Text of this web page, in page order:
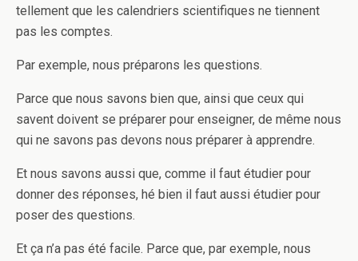
tellement que les calendriers scientifiques ne tiennent
pas les comptes.
Par exemple, nous préparons les questions.
Parce que nous savons bien que, ainsi que ceux qui
savent doivent se préparer pour enseigner, de même nous
qui ne savons pas devons nous préparer à apprendre.
Et nous savons aussi que, comme il faut étudier pour
donner des réponses, hé bien il faut aussi étudier pour
poser des questions.
Et ça n’a pas été facile. Parce que, par exemple, nous